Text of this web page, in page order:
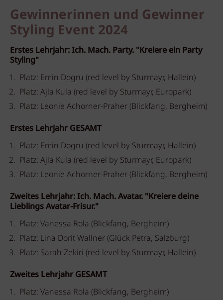
Gewinnerinnen und Gewinner
Styling Event 2024
Erstes Lehrjahr: Ich. Mach. Party. "Kreiere ein Party
Styling"
Platz: Emin Dogru (red level by Sturmayr, Hallein)
Platz: Ajla Kula (red level by Sturmayr, Europark)
Platz: Leonie Achorner-Praher (Blickfang, Bergheim)
Erstes Lehrjahr GESAMT
Platz: Emin Dogru (red level by Sturmayr, Hallein)
Platz: Ajla Kula (red level by Sturmayr, Europark)
Platz: Leonie Achorner-Praher (Blickfang, Bergheim)
Zweites Lehrjahr: Ich. Mach. Avatar. "Kreiere deine
Lieblings Avatar-Frisur."
Platz: Vanessa Rola (Blickfang, Bergheim)
Platz: Lina Dorit Wallner (Glück Petra, Salzburg)
Platz: Sarah Zekiri (red level by Sturmayr, Hallein)
Zweites Lehrjahr GESAMT
Platz: Vanessa Rola (Blickfang, Bergheim)